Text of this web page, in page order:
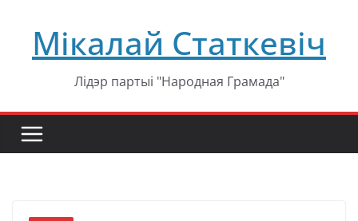
содержимому
Мікалай Статкевіч
Лідэр партыі "Народная Грамада"